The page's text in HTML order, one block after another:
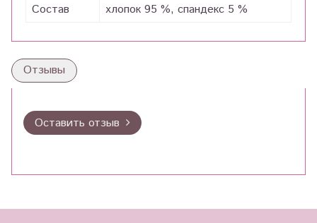
Состав
хлопок 95 %, спандекс 5 %
Отзывы
Оставить отзыв